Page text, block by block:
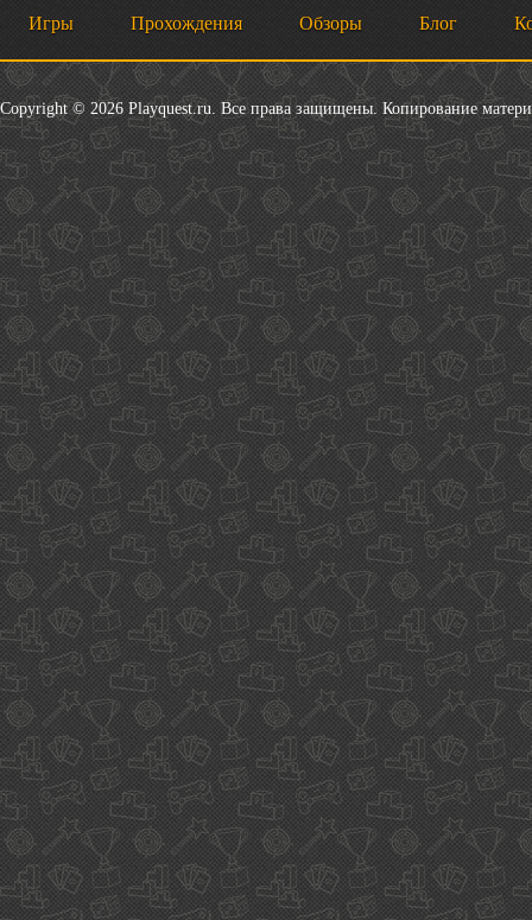
Игры Прохождения Обзоры Блог
Copyright © 2026 Playquest.ru. Все права защищены. Копирование